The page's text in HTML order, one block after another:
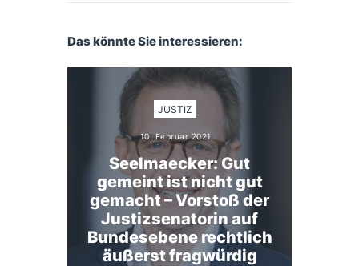
Das könnte Sie interessieren:
JUSTIZ
10. Februar 2021
Seelmaecker: Gut
gemeint ist nicht gut
gemacht – Vorstoß der
Justizsenatorin auf
Bundesebene rechtlich
äußerst fragwürdig